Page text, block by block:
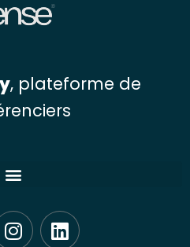
, plateforme de
I
n
L
i